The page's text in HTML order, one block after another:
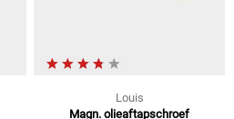
Louis
Magn. olieaftapschroef